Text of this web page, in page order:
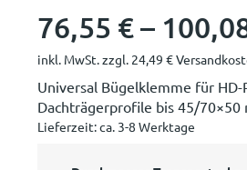
76,55 €–
inkl. MwSt.zzgl. 24,49 €
Universal Bügelklemme für
Dachträgerprofile bis 45/70×50
Lieferzeit:ca. 3-8 Werktage